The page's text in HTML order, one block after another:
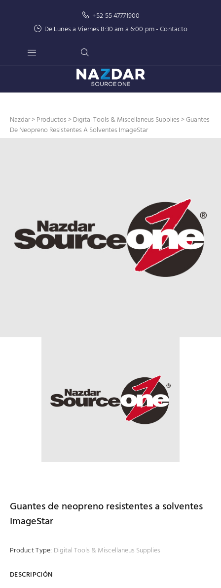
+52 55 47771900
De Lunes a Viernes 8:30 am a 6:00 pm -Contacto
Nazdar>Productos>Digital Tools & Miscellaneus Supplies> Guantes
De Neopreno Resistentes A Solventes ImageStar
Guantes de neopreno resistentes a solventes
ImageStar
Product Type: Digital Tools & Miscellaneus Supplies
DESCRIPCIÓN